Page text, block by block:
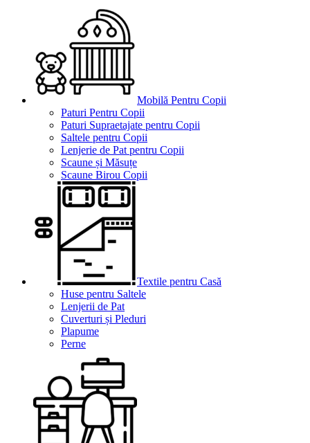
Mobilă Pentru Copii
Paturi Pentru Copii
Paturi Supraetajate pentru Copii
Saltele pentru Copii
Lenjerie de Pat pentru Copii
Scaune și Măsuțe
Scaune Birou Copii
Textile pentru Casă
Huse pentru Saltele
Lenjerii de Pat
Cuverturi și Pleduri
Plapume
Perne